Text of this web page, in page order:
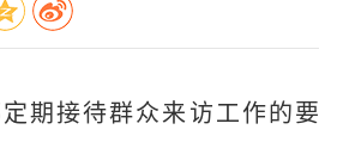
期接待群众来访工作的要